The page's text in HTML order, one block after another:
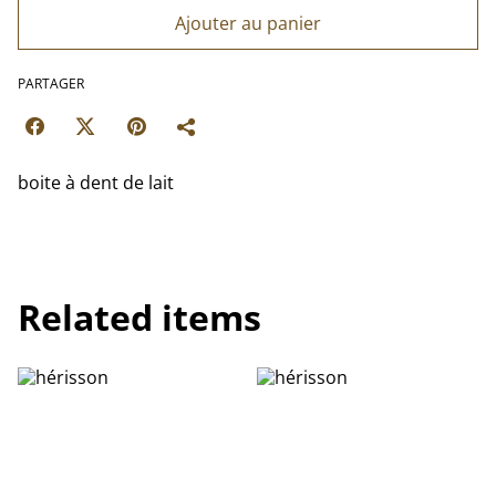
Ajouter au panier
PARTAGER
boite à dent de lait
Related items